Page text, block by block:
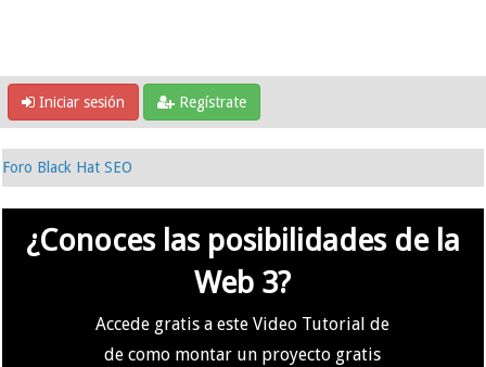
Iniciar sesión Regístrate
Foro Black Hat SEO
¿Conoces las posibilidades de la
Web 3?
Accede gratis a este Video Tutorial de
de como montar un proyecto gratis